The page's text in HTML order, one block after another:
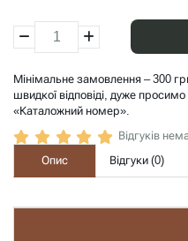
Мінімальне замовлення – 300
швидкої відповіді, дуже
«Каталожний номер».
Відгуків
Опис
Відгуки (0)